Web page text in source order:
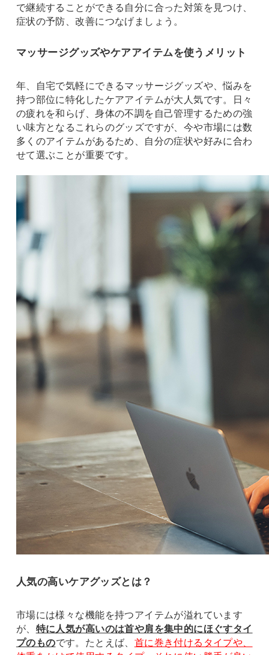
で継続することができる自分に合った対策を見つけ、
症状の予防、改善につなげましょう。
マッサージグッズやケアアイテムを使うメリット
年、自宅で気軽にできるマッサージグッズや、悩みを
持つ部位に特化したケアアイテムが大人気です。日々
の疲れを和らげ、身体の不調を自己管理するための強
い味方となるこれらのグッズですが、今や市場には数
多くのアイテムがあるため、自分の症状や好みに合わ
せて選ぶことが重要です。
人気の高いケアグッズとは？
市場には様々な機能を持つアイテムが溢れています
が、 特に人気が高いのは首や肩を集中的にほぐすタイ
プのものです。たとえば、 首に巻き付けるタイプや、